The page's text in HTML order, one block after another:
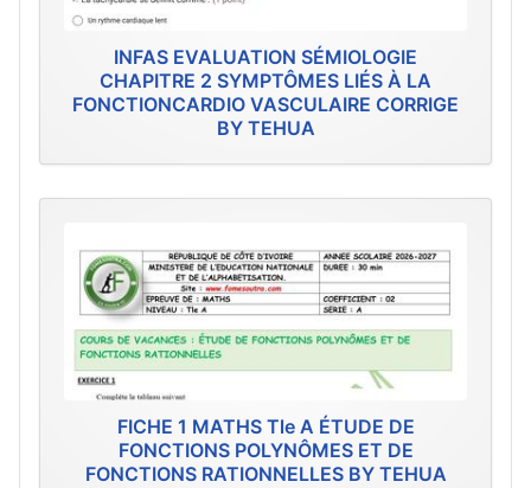
INFAS EVALUATION SÉMIOLOGIE
CHAPITRE 2 SYMPTÔMES LIÉS À LA
FONCTIONCARDIO VASCULAIRE CORRIGE
BY TEHUA
FICHE 1 MATHS Tle A ÉTUDE DE
FONCTIONS POLYNÔMES ET DE
FONCTIONS RATIONNELLES BY TEHUA